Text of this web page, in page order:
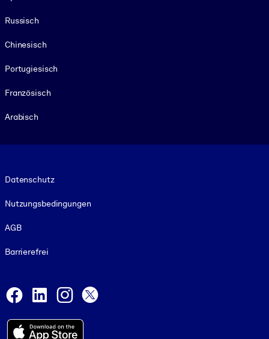
Russisch
Chinesisch
Portugiesisch
Französisch
Arabisch
Datenschutz
Nutzungsbedingungen
AGB
Barrierefrei
Facebook
LinkedInInstagram